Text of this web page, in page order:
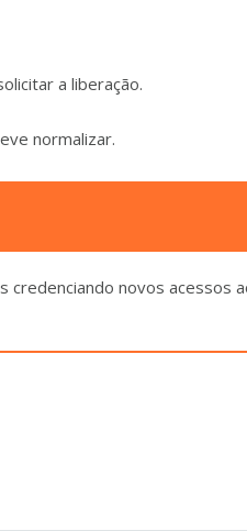
a liberação.
normalizar.
credenciando novos